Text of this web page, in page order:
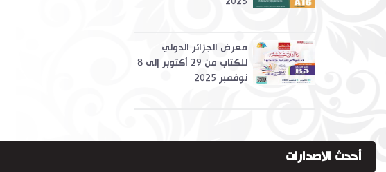
معرض الجزائر الدولي
للكتاب من 29 أكتوبر إلى 8
نوفمبر 2025
أحدث الاصدارات